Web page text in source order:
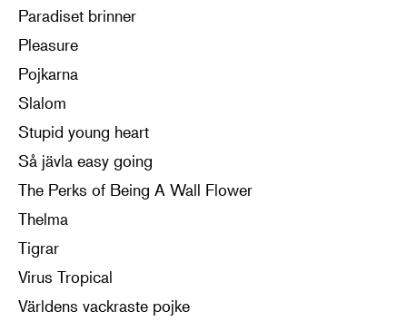
Paradiset brinner
Pleasure
Pojkarna
Slalom
Stupid young heart
Så jävla easy going
The Perks of Being A Wall Flower
Thelma
Tigrar
Virus Tropical
Världens vackraste pojke